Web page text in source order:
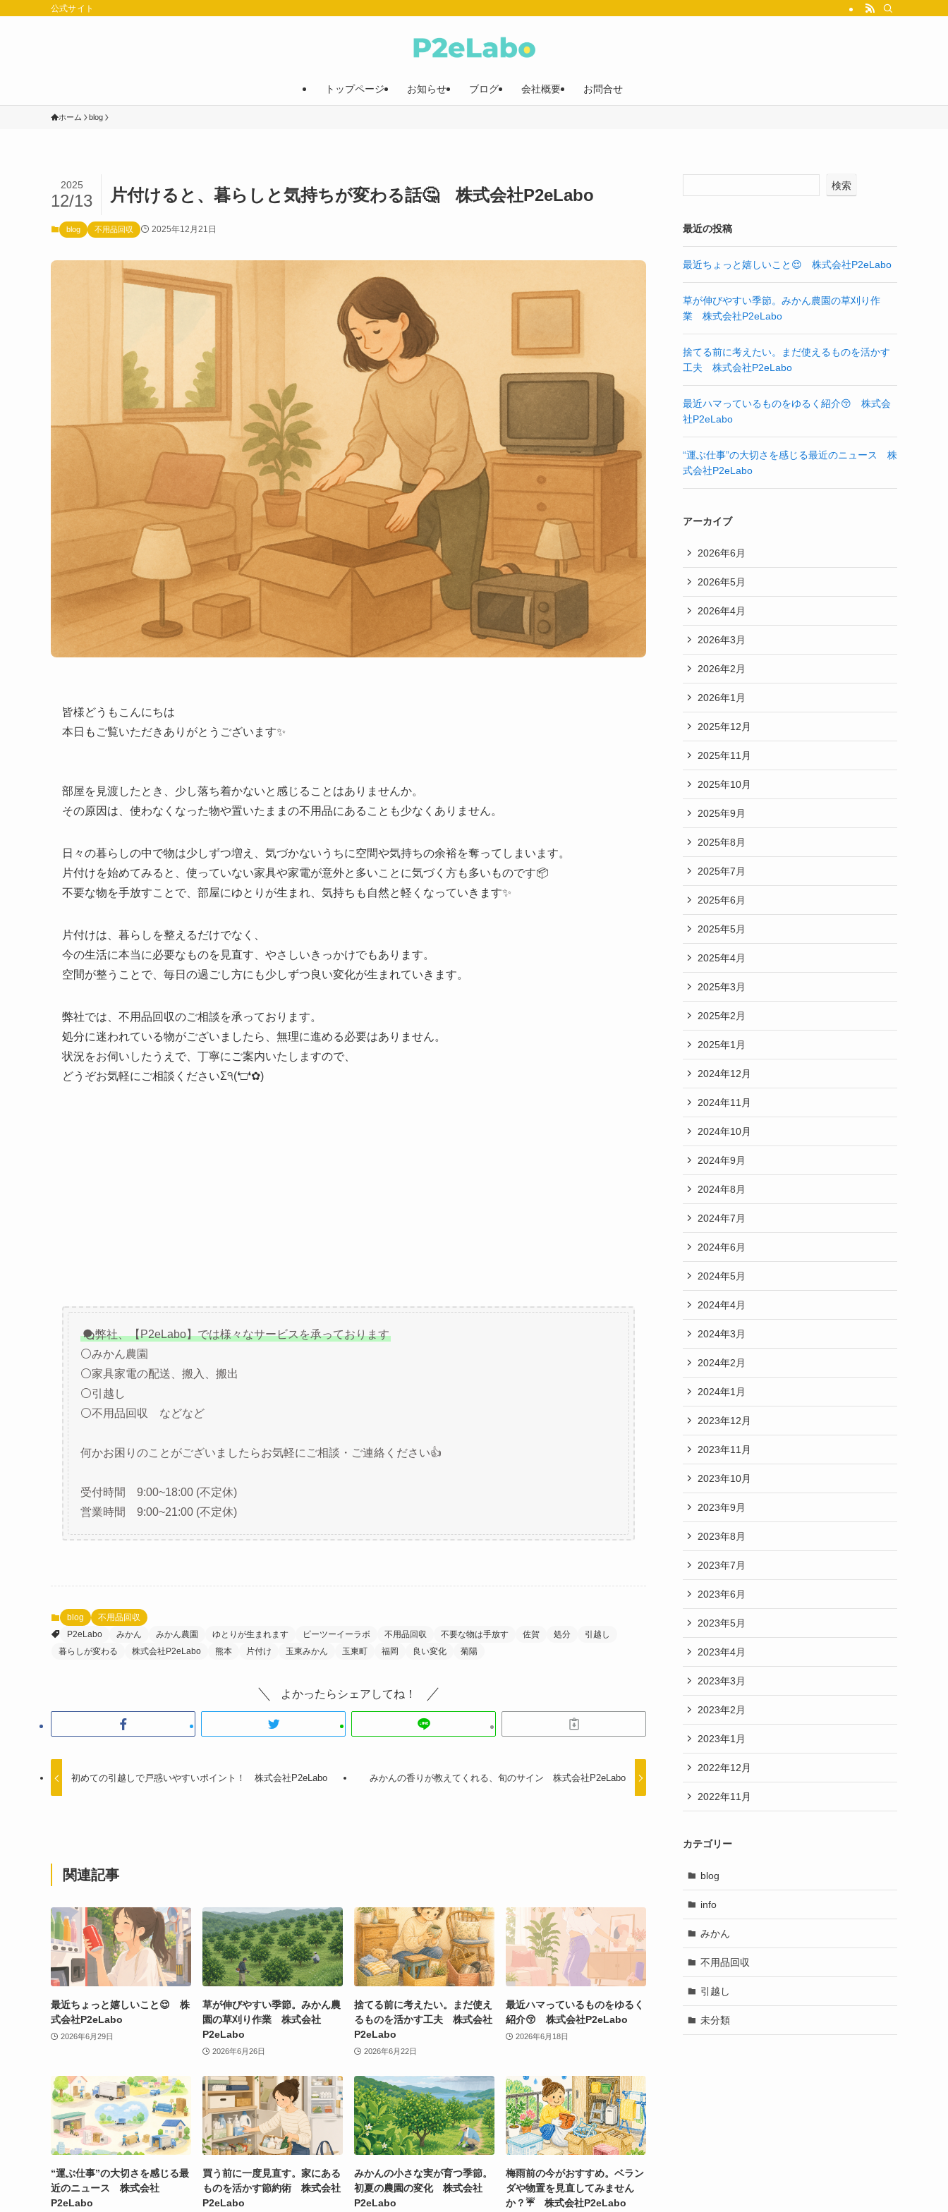
公式サイト
トップページ お知らせ ブログ 会社概要 お問合せ
ホーム blog
片付けると、暮らしと気持ちが変わる話🤔 株式会社P2eLabo
2025
12/13
blog 不用品回収 2025年12月21日
皆様どうもこんにちは
本日もご覧いただきありがとうございます✨
部屋を見渡したとき、少し落ち着かないと感じることはありませんか。
その原因は、使わなくなった物や置いたままの不用品にあることも少なくありません。
日々の暮らしの中で物は少しずつ増え、気づかないうちに空間や気持ちの余裕を奪ってしまいます。
片付けを始めてみると、使っていない家具や家電が意外と多いことに気づく方も多いものです📦
不要な物を手放すことで、部屋にゆとりが生まれ、気持ちも自然と軽くなっていきます✨
片付けは、暮らしを整えるだけでなく、
今の生活に本当に必要なものを見直す、やさしいきっかけでもあります。
空間が整うことで、毎日の過ごし方にも少しずつ良い変化が生まれていきます。
弊社では、不用品回収のご相談を承っております。
処分に迷われている物がございましたら、無理に進める必要はありません。
状況をお伺いしたうえで、丁寧にご案内いたしますので、
どうぞお気軽にご相談くださいΣ੧(❛□❛✿)
弊社、【P2eLabo】では様々なサービスを承っております
⚪みかん農園
⚪家具家電の配送、搬入、搬出
⚪引越し
⚪不用品回収 などなど
何かお困りのことがございましたらお気軽にご相談・ご連絡ください👍
受付時間 9:00~18:00 (不定休)
営業時間 9:00~21:00 (不定休)
blog
不用品回収
P2eLabo
みかん みかん農園 ゆとりが生まれます ピーツーイーラボ 不用品回収 不要な物は手放す 佐賀 処分
引越し
暮らしが変わる
株式会社P2eLabo 熊本 片付け 玉東みかん 玉東町 福岡 良い変化 菊陽
よかったらシェアしてね！
初めての引越しで戸惑いやすいポイント！ 株式会社P2eLabo みかんの香りが教えてくれる、旬のサイン 株式会社P2eLabo
関連記事
最近ちょっと嬉しいこと😌 株
式会社P2eLabo
2026年6月29日
草が伸びやすい季節。みかん農
園の草刈り作業 株式会社
P2eLabo
2026年6月26日
捨てる前に考えたい。まだ使え
るものを活かす工夫 株式会社
P2eLabo
2026年6月22日
最近ハマっているものをゆるく
紹介😚 株式会社P2eLabo
2026年6月18日
“運ぶ仕事”の大切さを感じる最
近のニュース 株式会社
P2eLabo
買う前に一度見直す。家にある
ものを活かす節約術 株式会社
P2eLabo
みかんの小さな実が育つ季節。
初夏の農園の変化 株式会社
P2eLabo
梅雨前の今がおすすめ。ベラン
ダや物置を見直してみません
か？☔ 株式会社P2eLabo
検索
最近の投稿
最近ちょっと嬉しいこと😌 株式会社P2eLabo
草が伸びやすい季節。みかん農園の草刈り作
業 株式会社P2eLabo
捨てる前に考えたい。まだ使えるものを活かす
工夫 株式会社P2eLabo
最近ハマっているものをゆるく紹介😚 株式会
社P2eLabo
“運ぶ仕事”の大切さを感じる最近のニュース 株
式会社P2eLabo
アーカイブ
2026年6月
2026年5月
2026年4月
2026年3月
2026年2月
2026年1月
2025年12月
2025年11月
2025年10月
2025年9月
2025年8月
2025年7月
2025年6月
2025年5月
2025年4月
2025年3月
2025年2月
2025年1月
2024年12月
2024年11月
2024年10月
2024年9月
2024年8月
2024年7月
2024年6月
2024年5月
2024年4月
2024年3月
2024年2月
2024年1月
2023年12月
2023年11月
2023年10月
2023年9月
2023年8月
2023年7月
2023年6月
2023年5月
2023年4月
2023年3月
2023年2月
2023年1月
2022年12月
2022年11月
カテゴリー
blog
info
みかん
不用品回収
引越し
未分類